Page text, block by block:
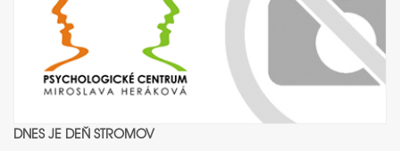
DNES JE DEŇ STROMOV